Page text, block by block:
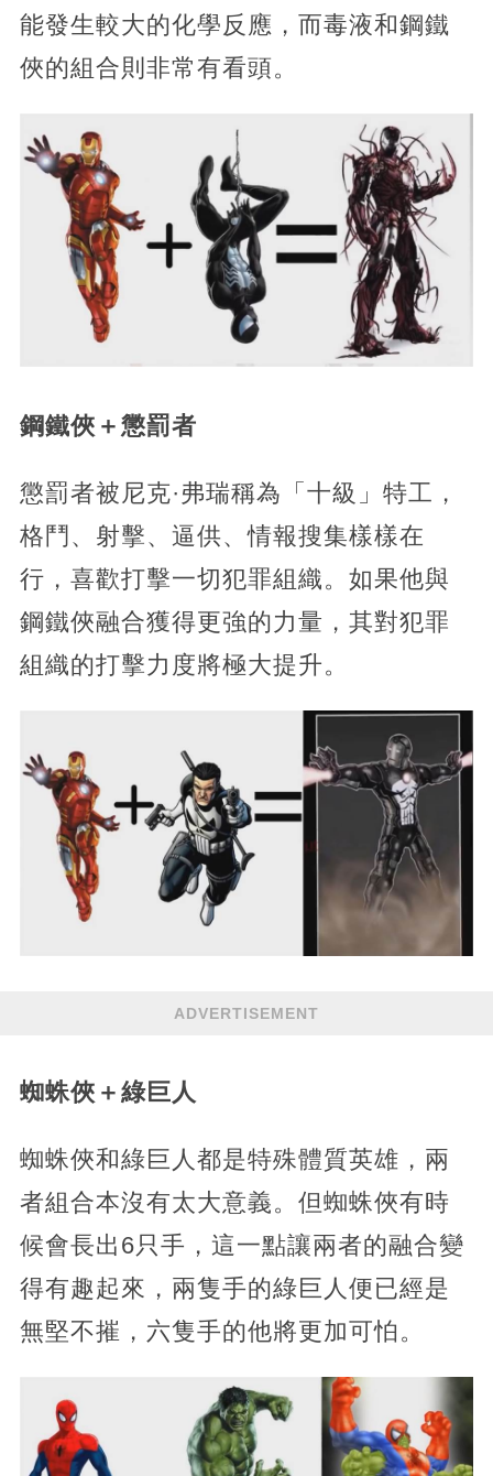
能發生較大的化學反應，而毒液和鋼鐵
俠的組合則非常有看頭。
鋼鐵俠＋懲罰者
懲罰者被尼克·弗瑞稱為「十級」特工，
格鬥、射擊、逼供、情報搜集樣樣在
行，喜歡打擊一切犯罪組織。如果他與
鋼鐵俠融合獲得更強的力量，其對犯罪
組織的打擊力度將極大提升。
ADVERTISEMENT
蜘蛛俠＋綠巨人
蜘蛛俠和綠巨人都是特殊體質英雄，兩
者組合本沒有太大意義。但蜘蛛俠有時
候會長出6只手，這一點讓兩者的融合變
得有趣起來，兩隻手的綠巨人便已經是
無堅不摧，六隻手的他將更加可怕。